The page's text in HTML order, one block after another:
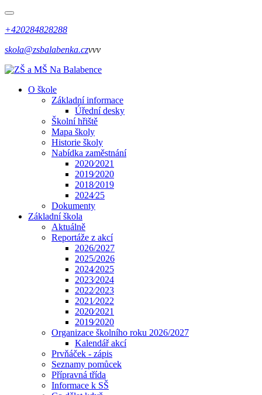
+420284828288
skola@zsbalabenka.czvvv
O škole
Základní informace
Úřední desky
Školní hřiště
Mapa školy
Historie školy
Nabídka zaměstnání
2020⁄2021
2019⁄2020
2018⁄2019
2024⁄25
Dokumenty
Základní škola
Aktuálně
Reportáže z akcí
2026/2027
2025/2026
2024⁄2025
2023⁄2024
2022⁄2023
2021⁄2022
2020⁄2021
2019⁄2020
Organizace školního roku 2026/2027
Kalendář akcí
Prvňáček - zápis
Seznamy pomůcek
Přípravná třída
Informace k SŠ